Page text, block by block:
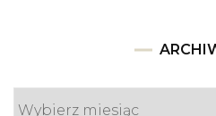
Archiwa